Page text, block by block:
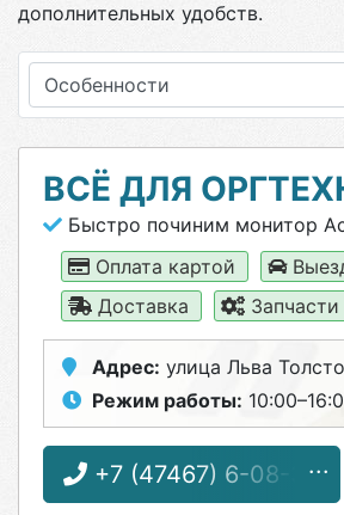
дополнительных удобств.
Особенности
ВСЁ ДЛЯ
Быстро починим монитор
Оплата картой
Доставка
Запчасти
Адрес: улица Льва
Режим работы:
+7 (47467) 6-08-32